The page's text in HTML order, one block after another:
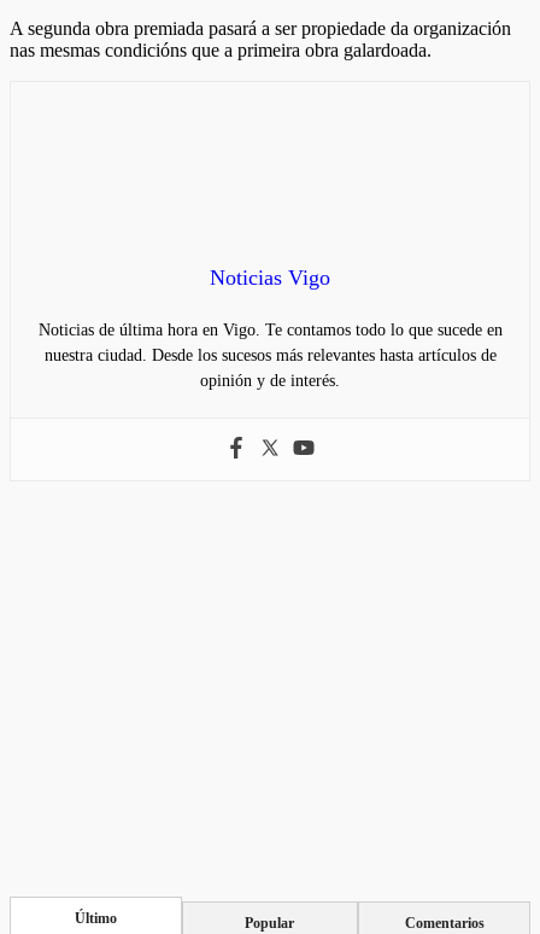
A segunda obra premiada pasará a ser propiedade da organización
nas mesmas condicións que a primeira obra galardoada.
Noticias Vigo
Noticias de última hora en Vigo. Te contamos todo lo que sucede en
nuestra ciudad. Desde los sucesos más relevantes hasta artículos de
opinión y de interés.
Último Popular Comentarios